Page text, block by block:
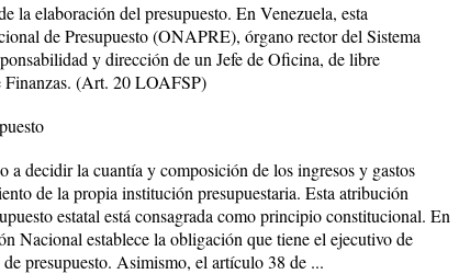
la elaboración del presupuesto. En Venezuela, esta
de Presupuesto (ONAPRE), órgano rector del Sistema
y dirección de un Jefe de Oficina, de libre
(Art. 20 LOAFSP)
a decidir la cuantía y composición de los ingresos y gastos
de la propia institución presupuestaria. Esta atribución
estatal está consagrada como principio constitucional. En
Nacional establece la obligación que tiene el ejecutivo de
presupuesto. Asimismo, el artículo 38 de ...